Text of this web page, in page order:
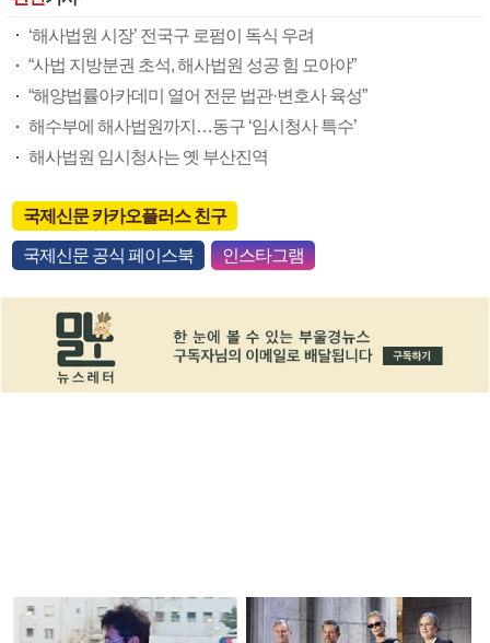
‘해사법원 시장’ 전국구 로펌이 독식 우려
“사법 지방분권 초석, 해사법원 성공 힘 모아야”
“해양법률아카데미 열어 전문 법관·변호사 육성”
해수부에 해사법원까지…동구 ‘임시청사 특수’
해사법원 임시청사는 옛 부산진역
국제신문 카카오플러스 친구
국제신문 공식 페이스북 인스타그램